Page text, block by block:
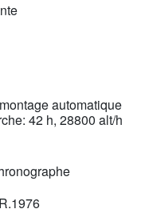
automatique
42 h, 28800 alt/h